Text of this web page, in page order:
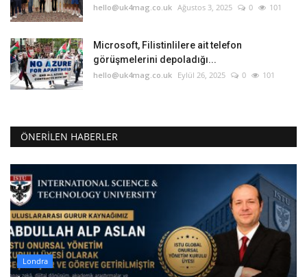
hello@uk4mag.co.uk Ağustos 3, 2025 0 101
Microsoft, Filistinlilere ait telefon
görüşmelerini depoladığı...
hello@uk4mag.co.uk Eylül 26, 2025 0 101
ÖNERILEN HABERLER
Londra